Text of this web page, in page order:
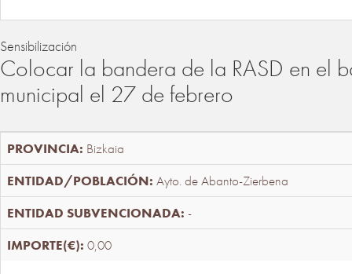
Sensibilización
Colocar la bandera de la RASD en el
municipal el 27 de febrero
Bizkaia
Ayto. de Abanto-Zierbena
-
0,00